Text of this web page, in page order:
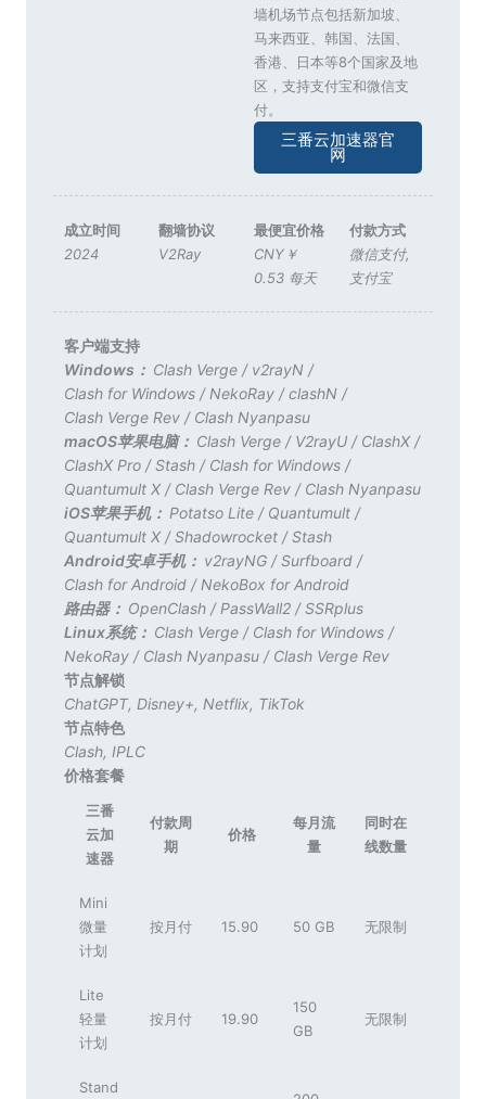
墙机场节点包括新加坡、
马来西亚、韩国、法国、
香港、日本等8个国家及地
区，支持支付宝和微信支
付。
三番云加速器官
网
成立时间
2024
翻墙协议
V2Ray
最便宜价格
CNY￥
0.53 每天
付款方式
微信支付,
支付宝
客户端支持
Windows： Clash Verge/ v2rayN/
Clash for Windows/ NekoRay/clashN/
Clash Verge Rev/ Clash Nyanpasu
macOS苹果电脑： Clash Verge/ V2rayU/ ClashX/
ClashX Pro/Stash/ Clash for Windows/
Quantumult X/ Clash Verge Rev/ Clash Nyanpasu
iOS苹果手机： Potatso Lite/ Quantumult/
Quantumult X/Shadowrocket/Stash
Android安卓手机： v2rayNG/Surfboard/
Clash for Android/ NekoBox for Android
路由器： OpenClash/ PassWall2/SSRplus
Linux系统： Clash Verge/ Clash for Windows/
NekoRay/ Clash Nyanpasu/ Clash Verge Rev
节点解锁
ChatGPT, Disney+, Netflix, TikTok
节点特色
Clash, IPLC
价格套餐
三番
云加
速器
付款周
期
价格
每月流
量
同时在
线数量
Mini
微量
计划
按月付 15.90 50 GB 无限制
Lite
轻量
计划
按月付 19.90
150
GB
无限制
Stand